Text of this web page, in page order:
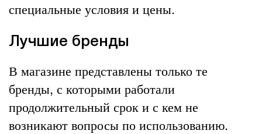
специальные условия и цены.
Лучшие бренды
В магазине представлены только те
бренды, с которыми работали
продолжительный срок и с кем не
возникают вопросы по использованию.